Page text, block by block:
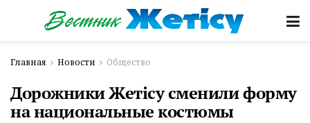
Главная Новости Общество
Дорожники Жетісу сменили форму
на национальные костюмы